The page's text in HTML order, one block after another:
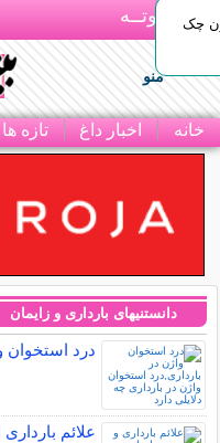
بـیتوتــه
منو
خانه اخبار داغ تازه ها
چک
دانستنیهای بارداری و زایمان
درد استخوان
علائم